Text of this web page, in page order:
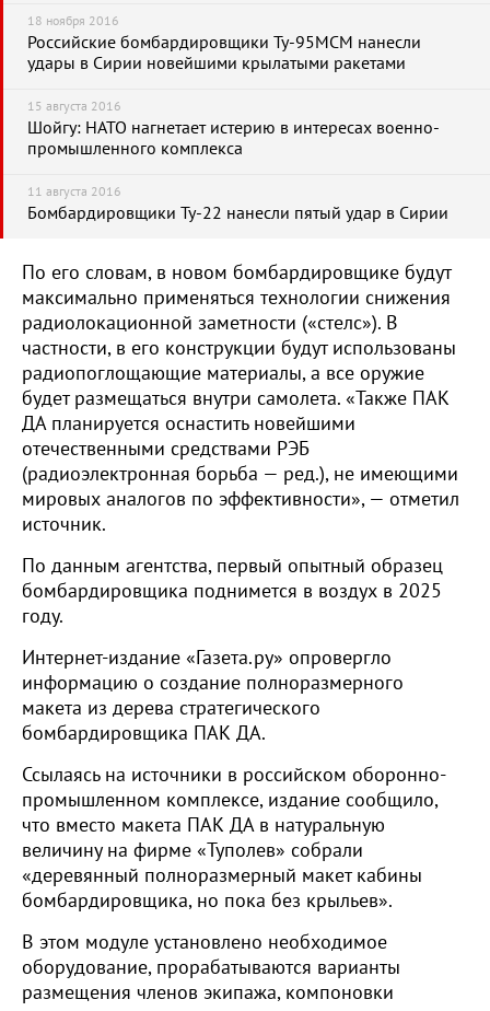
18 ноября 2016
Российские бомбардировщики Ту-95МСМ нанесли
удары в Сирии новейшими крылатыми ракетами
15 августа 2016
Шойгу: НАТО нагнетает истерию в интересах военно-
промышленного комплекса
11 августа 2016
Бомбардировщики Ту-22 нанесли пятый удар в Сирии
По его словам, в новом бомбардировщике будут
максимально применяться технологии снижения
радиолокационной заметности («стелс»). В
частности, в его конструкции будут использованы
радиопоглощающие материалы, а все оружие
будет размещаться внутри самолета. «Также ПАК
ДА планируется оснастить новейшими
отечественными средствами РЭБ
(радиоэлектронная борьба — ред.), не имеющими
мировых аналогов по эффективности», — отметил
источник.
По данным агентства, первый опытный образец
бомбардировщика поднимется в воздух в 2025
году.
Интернет-издание «Газета.ру» опровергло
информацию о создание полноразмерного
макета из дерева стратегического
бомбардировщика ПАК ДА.
Ссылаясь на источники в российском оборонно-
промышленном комплексе, издание сообщило,
что вместо макета ПАК ДА в натуральную
величину на фирме «Туполев» собрали
«деревянный полноразмерный макет кабины
бомбардировщика, но пока без крыльев».
В этом модуле установлено необходимое
оборудование, прорабатываются варианты
размещения членов экипажа, компоновки